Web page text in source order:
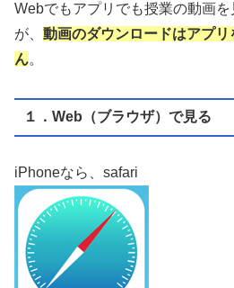
Webでもアプリでも授業の動画
が、 動画のダウンロードはアプ
ん。
１．Web（ブラウザ）で見る
iPhoneなら、safari